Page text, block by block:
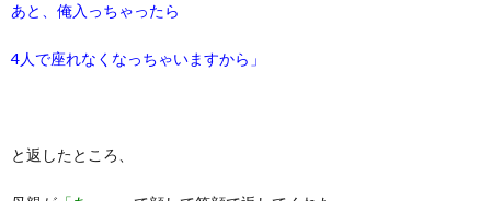
あと、俺入っちゃったら
4人で座れなくなっちゃいますから」
と返したところ、